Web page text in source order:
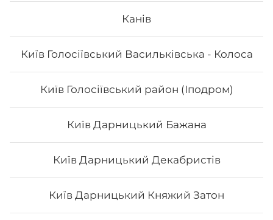
Канів
Київ Голосіївський Васильківська - Колоса
Київ Голосіївський район (Іподром)
Київ Дарницький Бажана
Київ Дарницький Декабристів
Київ Дарницький Княжий Затон
тунцем, футо асорті, футо з лососем
588₴ Хочу